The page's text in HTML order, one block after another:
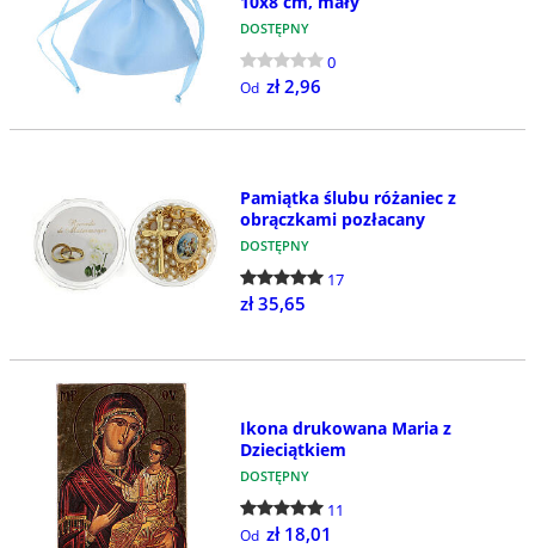
DOSTĘPNY
0
Od zł 2,96
Pamiątka ślubu różaniec z
obrączkami pozłacany
DOSTĘPNY
17
zł 35,65
Ikona drukowana Maria z
Dzieciątkiem
DOSTĘPNY
11
Od zł 18,01